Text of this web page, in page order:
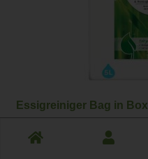
Essigreiniger Bag in Box
20,90 €
1 * 5 l (4,18 € / Liter)